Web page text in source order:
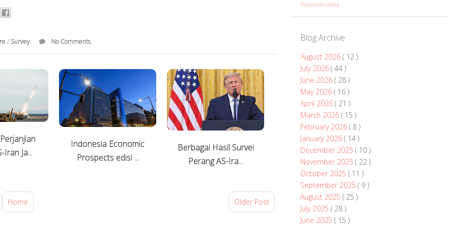
/ Survey No Comments
Iran Ja...
Indonesia Economic
Prospects edisi ...
Berbagai Hasil Survei
Perang AS-Ira...
Older Post
Home
Pesantren etika
Blog Archive
August 2026 ( 12 )
July 2026 ( 44 )
June 2026 ( 28 )
May 2026 ( 16 )
April 2026 ( 21 )
March 2026 ( 15 )
February 2026 ( 8 )
January 2026 ( 14 )
December 2025 ( 10 )
November 2025 ( 22 )
October 2025 ( 11 )
September 2025 ( 9 )
August 2025 ( 25 )
July 2025 ( 28 )
June 2025 ( 15 )